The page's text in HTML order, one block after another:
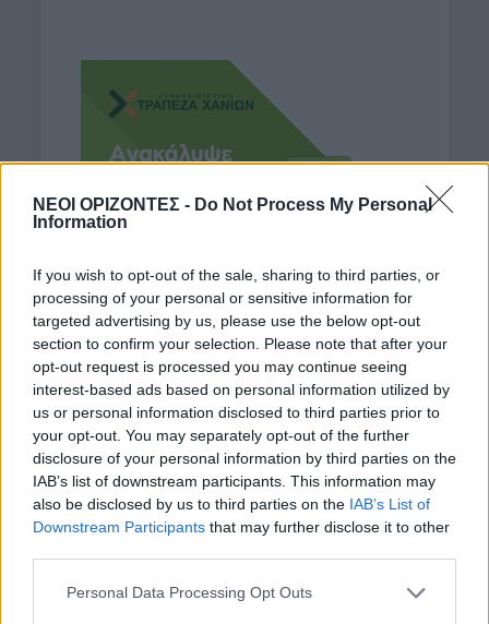
ΝΕΟΙ ΟΡΙΖΟΝΤΕΣ - Do Not Process My Personal
Information
If you wish to opt-out of the sale, sharing to third parties, or
processing of your personal or sensitive information for
targeted advertising by us, please use the below opt-out
section to confirm your selection. Please note that after your
opt-out request is processed you may continue seeing
interest-based ads based on personal information utilized by
us or personal information disclosed to third parties prior to
your opt-out. You may separately opt-out of the further
disclosure of your personal information by third parties on the
IAB’s list of downstream participants. This information may
also be disclosed by us to third parties on the IAB’s List of
Downstream Participants that may further disclose it to other
Personal Data Processing Opt Outs
ΡΟΗ ΕΙΔΗΣΕΩΝ
ΔΉΜΟΣ ΚΙΣΆΜΟΥ
ΜΑΤΙΕΣ ΣΤΟ ΠΑΡΕΛΘΟΝ
Μια μελανή σελίδα στην ιστορία του
Κισαμικού – Το “πουλί” της χούντας
στις φανέλες της ομάδας
10 Αυγούστου 2026 09:03
Συνταγή: Κολοκυθομπούρεκο με